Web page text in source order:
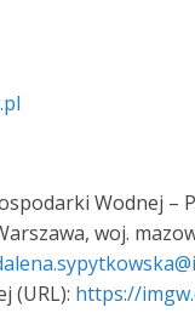
Wodnej –
woj.
(URL): https://